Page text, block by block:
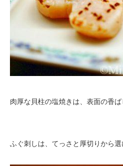
肉厚な貝柱の塩焼きは、表面の香
ふぐ刺しは、てっさと厚切りから選